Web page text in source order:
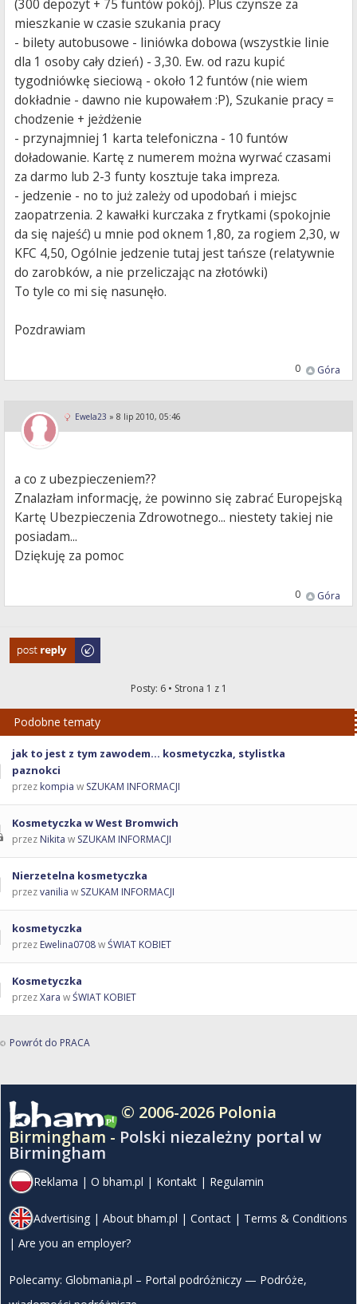
(300 depozyt + 75 funtów pokój). Plus czynsze za
mieszkanie w czasie szukania pracy
- bilety autobusowe - liniówka dobowa (wszystkie linie
dla 1 osoby cały dzień) - 3,30. Ew. od razu kupić
tygodniówkę sieciową - około 12 funtów (nie wiem
dokładnie - dawno nie kupowałem :P), Szukanie pracy =
chodzenie + jeżdżenie
- przynajmniej 1 karta telefoniczna - 10 funtów
doładowanie. Kartę z numerem można wyrwać czasami
za darmo lub 2-3 funty kosztuje taka impreza.
- jedzenie - no to już zależy od upodobań i miejsc
zaopatrzenia. 2 kawałki kurczaka z frytkami (spokojnie
da się najeść) u mnie pod oknem 1,80, za rogiem 2,30, w
KFC 4,50, Ogólnie jedzenie tutaj jest tańsze (relatywnie
do zarobków, a nie przeliczając na złotówki)
To tyle co mi się nasunęło.
Pozdrawiam
Góra
0
Ewela23 » 8 lip 2010, 05:46
a co z ubezpieczeniem??
Znalazłam informację, że powinno się zabrać Europejską
Kartę Ubezpieczenia Zdrowotnego... niestety takiej nie
posiadam...
Dziękuję za pomoc
Góra
0
Odpowiedz
Posty: 6 • Strona 1 z 1
Podobne tematy
jak to jest z tym zawodem... kosmetyczka, stylistka
paznokci
przez kompia w SZUKAM INFORMACJI
Kosmetyczka w West Bromwich
przez Nikita w SZUKAM INFORMACJI
Nierzetelna kosmetyczka
przezvanilia w SZUKAM INFORMACJI
kosmetyczka
przez Ewelina0708wŚWIAT KOBIET
Kosmetyczka
przezXara wŚWIAT KOBIET
Powrót do PRACA
© 2006-2026 Polonia
Birmingham - Polski niezależny portal w
Birmingham
Reklama | O bham.pl | Kontakt | Regulamin
Advertising | About bham.pl | Contact | Terms & Conditions
| Are you an employer?
Polecamy: Globmania.pl – Portal podróżniczy — Podróże,